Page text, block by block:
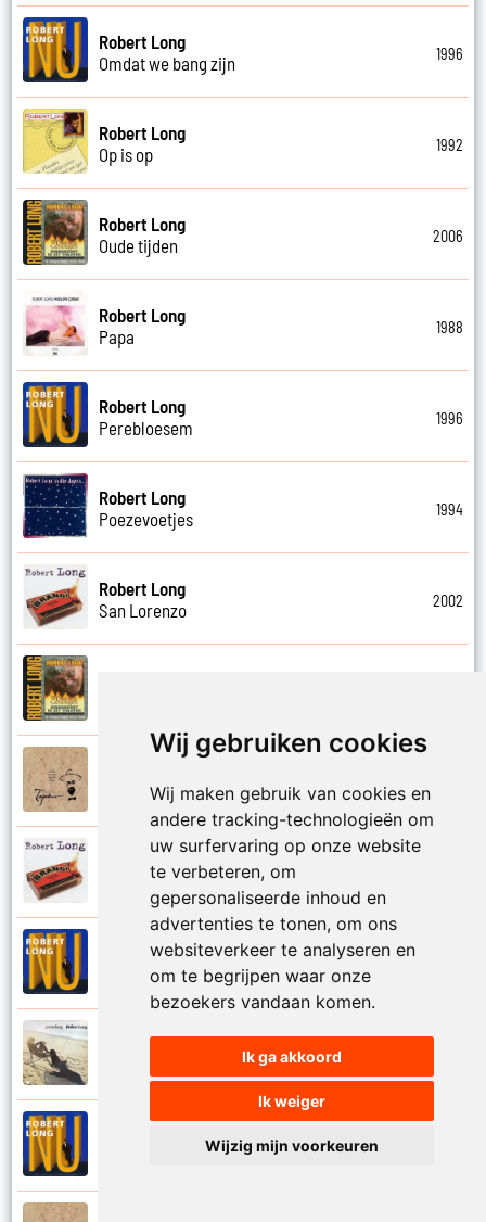
Wij gebruiken cookies
Wij maken gebruik van cookies en
andere tracking-technologieën om
uw surfervaring op onze website
te verbeteren, om
gepersonaliseerde inhoud en
advertenties te tonen, om ons
websiteverkeer te analyseren en
om te begrijpen waar onze
bezoekers vandaan komen.
Ik ga akkoord
Ik weiger
Wijzig mijn voorkeuren
Robert Long
Omdat we bang zijn
1996
Robert Long
Op is op
1992
Robert Long
Oude tijden
2006
Robert Long
Papa
1988
Robert Long
Perebloesem
1996
Robert Long
Poezevoetjes
1994
Robert Long
San Lorenzo
2002
Schrappen
Robert Long
Seizoenen
Robert Long
Settela
Robert Long